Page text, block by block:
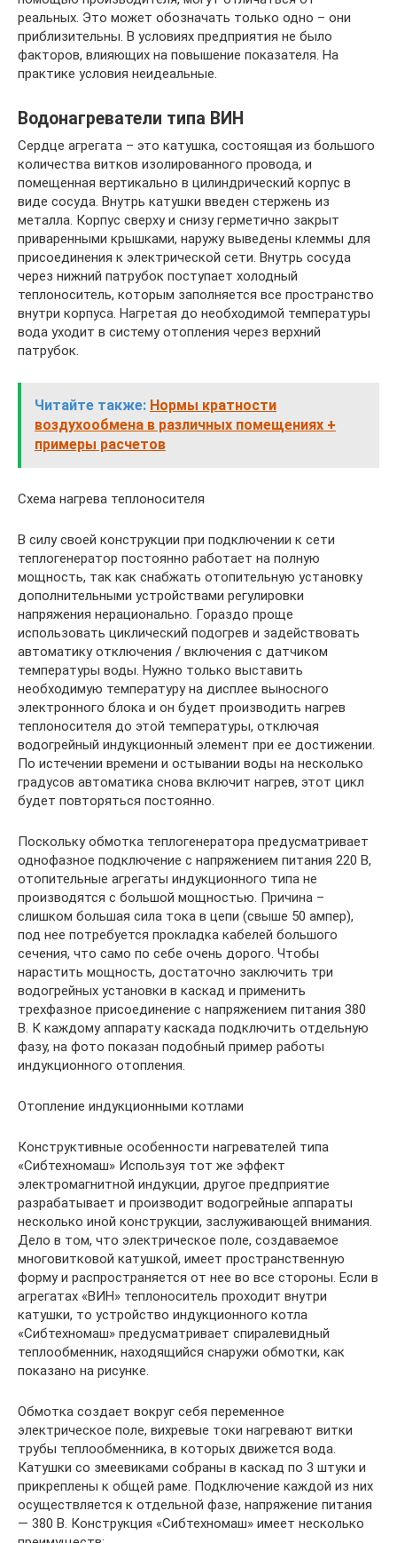
реальных. Это может обозначать только одно – они
приблизительны. В условиях предприятия не было
факторов, влияющих на повышение показателя. На
практике условия неидеальные.
Водонагреватели типа ВИН
Сердце агрегата – это катушка, состоящая из большого
количества витков изолированного провода, и
помещенная вертикально в цилиндрический корпус в
виде сосуда. Внутрь катушки введен стержень из
металла. Корпус сверху и снизу герметично закрыт
приваренными крышками, наружу выведены клеммы для
присоединения к электрической сети. Внутрь сосуда
через нижний патрубок поступает холодный
теплоноситель, которым заполняется все пространство
внутри корпуса. Нагретая до необходимой температуры
вода уходит в систему отопления через верхний
патрубок.
Читайте также: Нормы кратности
воздухообмена в различных помещениях +
примеры расчетов
Схема нагрева теплоносителя
В силу своей конструкции при подключении к сети
теплогенератор постоянно работает на полную
мощность, так как снабжать отопительную установку
дополнительными устройствами регулировки
напряжения нерационально. Гораздо проще
использовать циклический подогрев и задействовать
автоматику отключения / включения с датчиком
температуры воды. Нужно только выставить
необходимую температуру на дисплее выносного
электронного блока и он будет производить нагрев
теплоносителя до этой температуры, отключая
водогрейный индукционный элемент при ее достижении.
По истечении времени и остывании воды на несколько
градусов автоматика снова включит нагрев, этот цикл
будет повторяться постоянно.
Поскольку обмотка теплогенератора предусматривает
однофазное подключение с напряжением питания 220 В,
отопительные агрегаты индукционного типа не
производятся с большой мощностью. Причина –
слишком большая сила тока в цепи (свыше 50 ампер),
под нее потребуется прокладка кабелей большого
сечения, что само по себе очень дорого. Чтобы
нарастить мощность, достаточно заключить три
водогрейных установки в каскад и применить
трехфазное присоединение с напряжением питания 380
В. К каждому аппарату каскада подключить отдельную
фазу, на фото показан подобный пример работы
индукционного отопления.
Отопление индукционными котлами
Конструктивные особенности нагревателей типа
«Сибтехномаш» Используя тот же эффект
электромагнитной индукции, другое предприятие
разрабатывает и производит водогрейные аппараты
несколько иной конструкции, заслуживающей внимания.
Дело в том, что электрическое поле, создаваемое
многовитковой катушкой, имеет пространственную
форму и распространяется от нее во все стороны. Если в
агрегатах «ВИН» теплоноситель проходит внутри
катушки, то устройство индукционного котла
«Сибтехномаш» предусматривает спиралевидный
теплообменник, находящийся снаружи обмотки, как
показано на рисунке.
Обмотка создает вокруг себя переменное
электрическое поле, вихревые токи нагревают витки
трубы теплообменника, в которых движется вода.
Катушки со змеевиками собраны в каскад по 3 штуки и
прикреплены к общей раме. Подключение каждой из них
осуществляется к отдельной фазе, напряжение питания
— 380 В. Конструкция «Сибтехномаш» имеет несколько